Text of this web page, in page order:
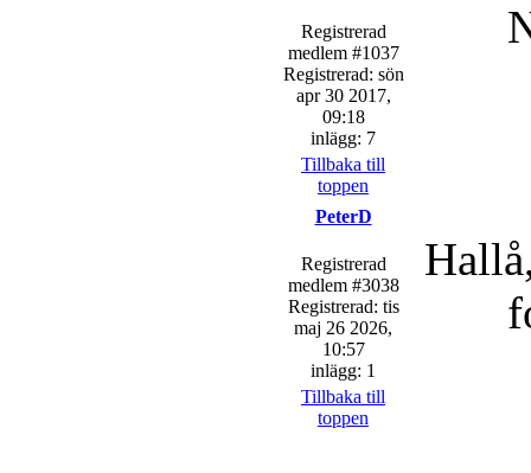
Registrerad
medlem #1037
Registrerad: sön
apr 30 2017,
09:18
inlägg: 7
Tillbaka till
toppen
PeterD
Registrerad
medlem #3038
Registrerad: tis
maj 26 2026,
10:57
inlägg: 1
Tillbaka till
toppen